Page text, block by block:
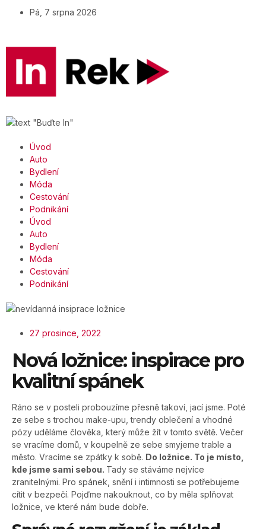
Pá, 7 srpna 2026
Úvod
Auto
Bydlení
Móda
Cestování
Podnikání
Úvod
Auto
Bydlení
Móda
Cestování
Podnikání
27 prosince, 2022
Nová ložnice: inspirace pro
kvalitní spánek
Ráno se v posteli probouzíme přesně takoví, jací jsme. Poté
ze sebe s trochou make-upu, trendy oblečení a vhodné
pózy uděláme člověka, který může žít v tomto světě. Večer
se vracíme domů, v koupelně ze sebe smyjeme trable a
město. Vracíme se zpátky k sobě. Do ložnice. To je místo,
kde jsme sami sebou. Tady se stáváme nejvíce
zranitelnými. Pro spánek, snění i intimnosti se potřebujeme
cítit v bezpečí. Pojďme nakouknout, co by měla splňovat
ložnice, ve které nám bude dobře.